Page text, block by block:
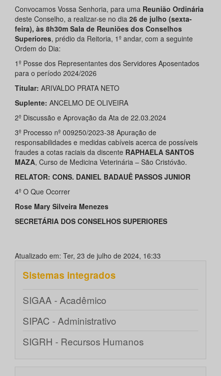
Convocamos Vossa Senhoria, para uma Reunião Ordinária
deste Conselho, a realizar-se no dia 26 de julho (sexta-
feira), às 8h30m Sala de Reuniões dos Conselhos
Superiores, prédio da Reitoria, 1º andar, com a seguinte
Ordem do Dia:
1º Posse dos Representantes dos Servidores Aposentados
para o período 2024/2026
Titular: ARIVALDO PRATA NETO
Suplente: ANCELMO DE OLIVEIRA
2º Discussão e Aprovação da Ata de 22.03.2024
3º Processo nº 009250/2023-38 Apuração de
responsabilidades e medidas cabíveis acerca de possíveis
fraudes a cotas raciais da discente RAPHAELA SANTOS
MAZA, Curso de Medicina Veterinária – São Cristóvão.
RELATOR: CONS. DANIEL BADAUÊ PASSOS JUNIOR
4º O Que Ocorrer
Rose Mary Silveira Menezes
SECRETÁRIA DOS CONSELHOS SUPERIORES
Atualizado em: Ter, 23 de julho de 2024, 16:33
Sistemas integrados
SIGAA - Acadêmico
SIPAC - Administrativo
SIGRH - Recursos Humanos